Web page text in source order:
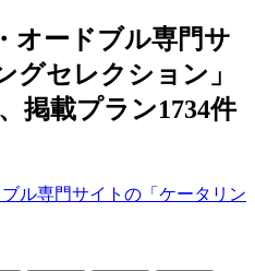
オードブル専門サ
グセレクション」
掲載プラン1734件